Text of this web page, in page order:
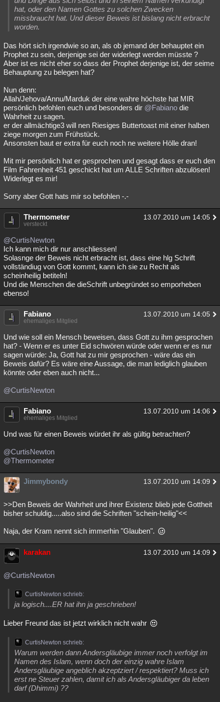
hat, oder den Namen Gottes zu solchen Zwecken
missbraucht hat. Und dieser Beweis ist bislang nicht erbracht
worden.
Das hört sich irgendwie so an, als ob jemand der behauptet ein
Prophet zu sein, derjenige sei der widerlegt werden müsste ?
Aber ist es nicht eher so dass der Prophet derjenige ist, der seime
Behauptung zu belegen hat?
Nun denn:
Allah/Jehova/Annu/Marduk der eine wahre höchste hat MIR
persönlich befohlen euch und besonders dir @Fabiano die
Wahrheit zu sagen.
er der allmächtige3 will nen Riesiges Buttertoast mit einer halben
ziege morgen zum Frühstück.
Ansonsten baut er extra für euch noch ne weitere Hölle dran!
Mit mir persönlich hat er gesprochen und gesagt dass er euch den
Film Fahrenheit 451 geschickt hat um ALLE Schriften abzulösen!
Widerlegt es mir!
Sorry aber Gott hats mir so befohlen -.-
Thermometer 13.07.2010 um 14:05
versteckt
@CurtisNewton
Ich kann mich dir nur anschliessen!
Solasnge der Beweis nicht erbracht ist, dass eine hlg Schrift
vollständiug von Gott kommt, kann ich sie zu Recht als
scheinheilig betiteln!
Und die Menschen die dieSchrift unbegründet so emporheben
ebenso!
Fabiano 13.07.2010 um 14:05
ehemaliges Mitglied
Und wie soll ein Mensch beweisen, dass Gott zu ihm gesprochen
hat? - Wenn er es unter Eid schwören würde oder wenn er es nur
sagen würde: Ja, Gott hat zu mir gesprochen - wäre das ein
Beweis dafür? Es wäre eine Aussage, die man lediglich glauben
könnte oder eben auch nicht...
@CurtisNewton
Fabiano 13.07.2010 um 14:06
ehemaliges Mitglied
Und was für einen Beweis würdet ihr als gültig betrachten?
@CurtisNewton
@Thermometer
Jimmybondy 13.07.2010 um 14:09
>>Den Beweis der Wahrheit und ihrer Existenz blieb jede Gottheit
bisher schuldig.....also sind die Schriften "schein-heilig"<<
Naja, der Kram nennt sich immerhin "Glauben".
karakan 13.07.2010 um 14:09
@CurtisNewton
CurtisNewton schrieb:
ja logisch....ER hat ihn ja geschrieben!
Lieber Freund das ist jetzt wirklich nicht wahr
CurtisNewton schrieb:
Warum werden dann Andersgläubige immer noch verfolgt im
Namen des Islam, wenn doch der einzig wahre Islam
Andersgläubige angeblich akzeptziert / respektiert? Muss ich
erst ne Steuer zahlen, damit ich als Andersgläubiger da leben
darf (Dhimmi) ??